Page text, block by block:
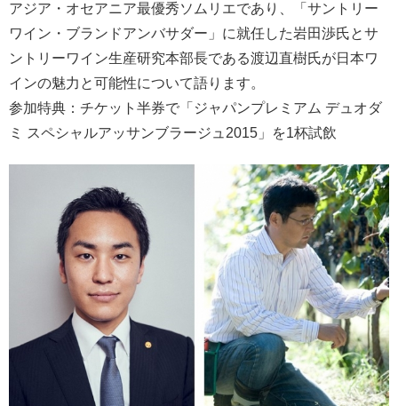
アジア・オセアニア最優秀ソムリエであり、「サントリー
ワイン・ブランドアンバサダー」に就任した岩田渉氏とサ
ントリーワイン生産研究本部長である渡辺直樹氏が日本ワ
インの魅力と可能性について語ります。
参加特典：チケット半券で「ジャパンプレミアム デュオダ
ミ スペシャルアッサンブラージュ2015」を1杯試飲